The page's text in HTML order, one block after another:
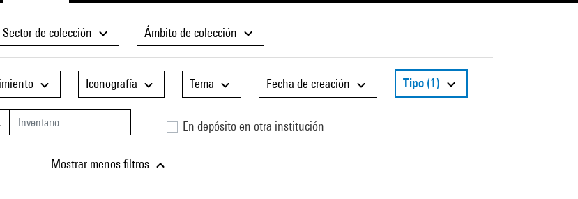
Sector de colección Ámbito de colección
Iconografía Tema Fecha de creación Tipo (1)
En depósito en otra institución
Mostrar menos filtros